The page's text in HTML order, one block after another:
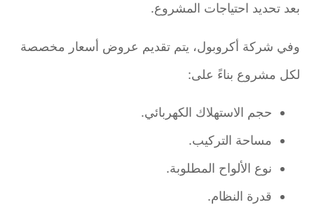
بعد تحديد احتياجات المشروع.
وفي شركة أكروبول، يتم تقديم عروض أسعار مخصصة
لكل مشروع بناءً على:
حجم الاستهلاك الكهربائي.
مساحة التركيب.
نوع الألواح المطلوبة.
قدرة النظام.